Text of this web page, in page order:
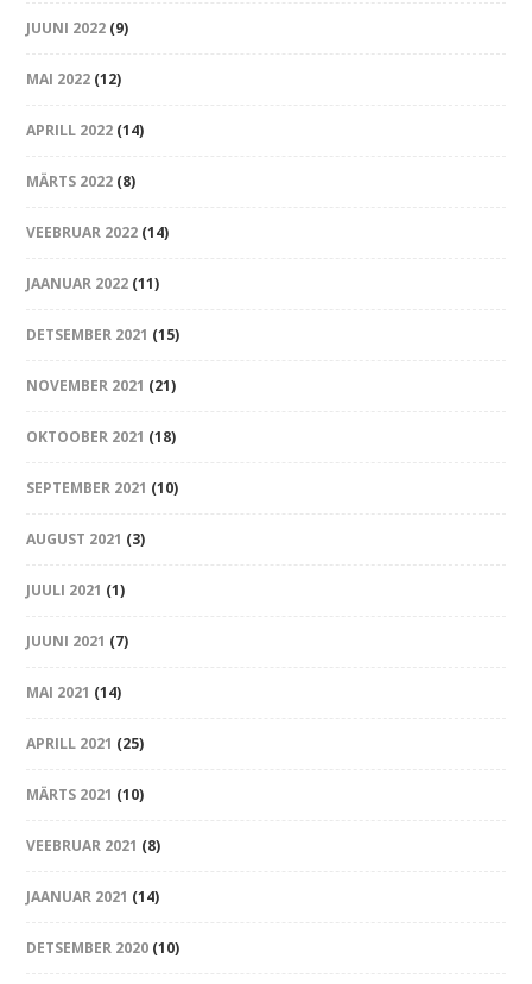
JUUNI 2022 (9)
MAI 2022 (12)
APRILL 2022 (14)
MÄRTS 2022 (8)
VEEBRUAR 2022 (14)
JAANUAR 2022 (11)
DETSEMBER 2021 (15)
NOVEMBER 2021 (21)
OKTOOBER 2021 (18)
SEPTEMBER 2021 (10)
AUGUST 2021 (3)
JUULI 2021 (1)
JUUNI 2021 (7)
MAI 2021 (14)
APRILL 2021 (25)
MÄRTS 2021 (10)
VEEBRUAR 2021 (8)
JAANUAR 2021 (14)
DETSEMBER 2020 (10)